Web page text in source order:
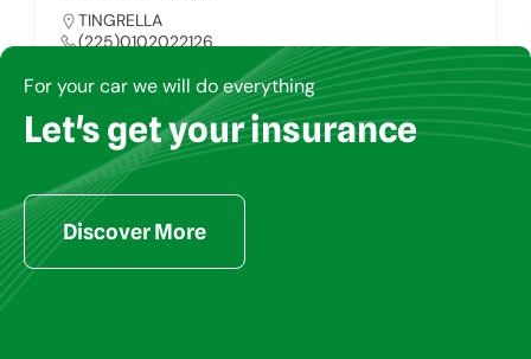
TINGRELLA
(225)0102022126
PHARMACIE 34
For your car we will do everything
Let's get your insurance
Discover More